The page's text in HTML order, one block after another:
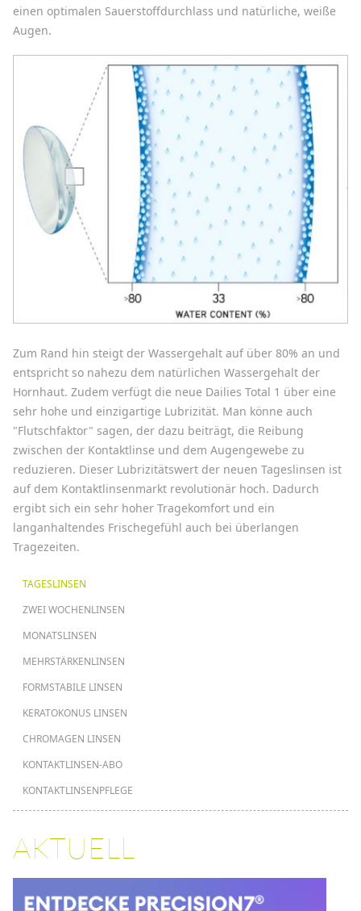
einen optimalen Sauerstoffdurchlass und natürliche, weiße
Augen.
Zum Rand hin steigt der Wassergehalt auf über 80% an und
entspricht so nahezu dem natürlichen Wassergehalt der
Hornhaut. Zudem verfügt die neue Dailies Total 1 über eine
sehr hohe und einzigartige Lubrizität. Man könne auch
"Flutschfaktor" sagen, der dazu beiträgt, die Reibung
zwischen der Kontaktlinse und dem Augengewebe zu
reduzieren. Dieser Lubrizitätswert der neuen Tageslinsen ist
auf dem Kontaktlinsenmarkt revolutionär hoch. Dadurch
ergibt sich ein sehr hoher Tragekomfort und ein
langanhaltendes Frischegefühl auch bei überlangen
Tragezeiten.
HAUPTNAVIGATION
TAGESLINSEN
ZWEI WOCHENLINSEN
MONATSLINSEN
MEHRSTÄRKENLINSEN
FORMSTABILE LINSEN
KERATOKONUS LINSEN
CHROMAGEN LINSEN
KONTAKTLINSEN-ABO
KONTAKTLINSENPFLEGE
AKTUELL